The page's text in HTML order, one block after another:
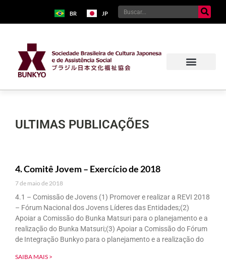
BR JP
ULTIMAS PUBLICAÇÕES
4. Comitê Jovem – Exercício de 2018
7 de maio de 2018
4.1 – Comissão de Jovens (1) Promover e realizar a REVI 2018
– Fórum Nacional dos Jovens Líderes das Entidades;(2)
Apoiar a Comissão do Bunka Matsuri para o planejamento e a
realização do Bunka Matsuri;(3) Apoiar a Comissão do Fórum
de Integração Bunkyo para o planejamento e a realização do
SAIBA MAIS >